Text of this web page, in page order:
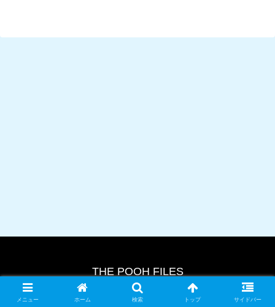
THE POOH FILES
© 2024 THE POOH FILES.
メニュー ホーム 検索 トップ サイドバー